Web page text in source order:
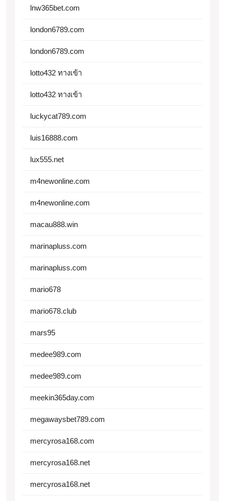
lnw365bet.com
london6789.com
london6789.com
lotto432 ทางเข้า
lotto432 ทางเข้า
luckycat789.com
luis16888.com
lux555.net
m4newonline.com
m4newonline.com
macau888.win
marinapluss.com
marinapluss.com
mario678
mario678.club
mars95
medee989.com
medee989.com
meekin365day.com
megawaysbet789.com
mercyrosa168.com
mercyrosa168.net
mercyrosa168.net